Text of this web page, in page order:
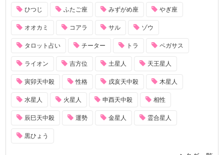
ひつじ ふたご座 みずがめ座 やぎ座
オオカミ コアラ サル ゾウ
タロット占い チーター トラ ペガサス
ライオン 吉方位 土星人 天王星人
寅卯天中殺 性格 戌亥天中殺 木星人
水星人 火星人 申酉天中殺 相性
辰巳天中殺 運勢 金星人 霊合星人
黒ひょう